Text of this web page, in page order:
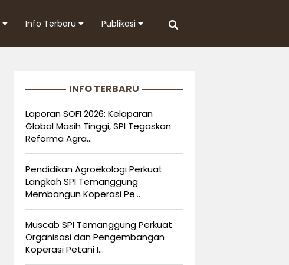
Info Terbaru Publikasi
INFO TERBARU
Laporan SOFI 2026: Kelaparan
Global Masih Tinggi, SPI Tegaskan
Reforma Agra...
Pendidikan Agroekologi Perkuat
Langkah SPI Temanggung
Membangun Koperasi Pe...
Muscab SPI Temanggung Perkuat
Organisasi dan Pengembangan
Koperasi Petani I...